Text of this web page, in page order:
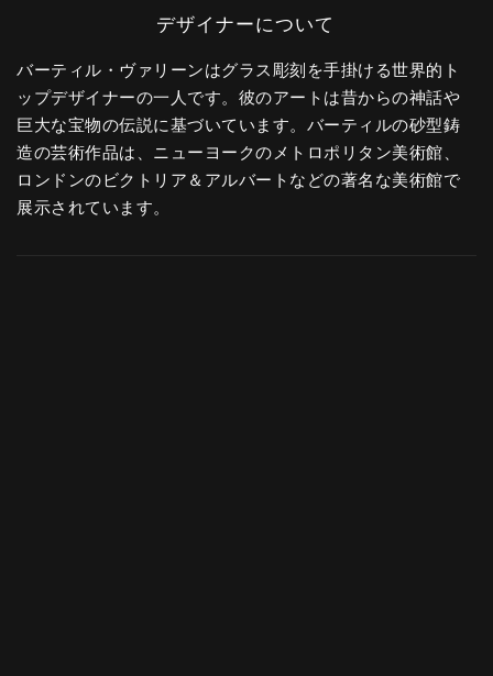
バーティル・ヴァリーンはグラス彫刻を手掛ける世界的ト
ップデザイナーの一人です。彼のアートは昔からの神話や
巨大な宝物の伝説に基づいています。バーティルの砂型鋳
造の芸術作品は、ニューヨークのメトロポリタン美術館、
ロンドンのビクトリア＆アルバートなどの著名な美術館で
展示されています。